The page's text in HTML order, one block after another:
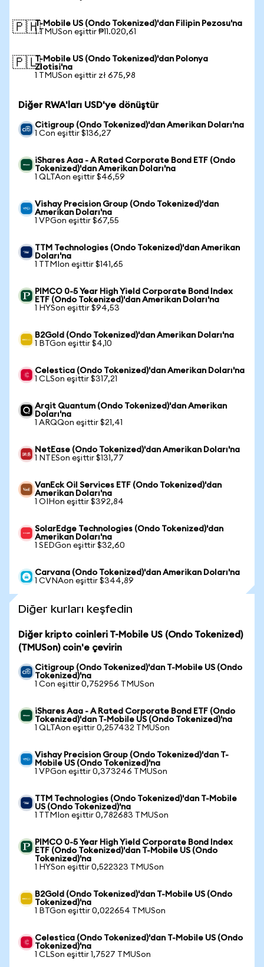
🇵🇭T-Mobile US (Ondo Tokenized)'dan Filipin Pezosu'na
1 TMUSon eşittir ₱11.020,61
🇵🇱T-Mobile US (Ondo Tokenized)'dan Polonya
Zlotisi'na
1 TMUSon eşittir zł 675,98
Diğer RWA'ları USD'ye dönüştür
Citigroup (Ondo Tokenized)'dan Amerikan Doları'na
1 Con eşittir $136,27
iShares Aaa - A Rated Corporate Bond ETF (Ondo
Tokenized)'dan Amerikan Doları'na
1 QLTAon eşittir $46,59
Vishay Precision Group (Ondo Tokenized)'dan
Amerikan Doları'na
1 VPGon eşittir $67,55
TTM Technologies (Ondo Tokenized)'dan Amerikan
Doları'na
1 TTMIon eşittir $141,65
PIMCO 0-5 Year High Yield Corporate Bond Index
ETF (Ondo Tokenized)'dan Amerikan Doları'na
1 HYSon eşittir $94,53
B2Gold (Ondo Tokenized)'dan Amerikan Doları'na
1 BTGon eşittir $4,10
Celestica (Ondo Tokenized)'dan Amerikan Doları'na
1 CLSon eşittir $317,21
Arqit Quantum (Ondo Tokenized)'dan Amerikan
Doları'na
1 ARQQon eşittir $21,41
NetEase (Ondo Tokenized)'dan Amerikan Doları'na
1 NTESon eşittir $131,77
VanEck Oil Services ETF (Ondo Tokenized)'dan
Amerikan Doları'na
1 OIHon eşittir $392,84
SolarEdge Technologies (Ondo Tokenized)'dan
Amerikan Doları'na
1 SEDGon eşittir $32,60
Carvana (Ondo Tokenized)'dan Amerikan Doları'na
1 CVNAon eşittir $344,89
Diğer kurları keşfedin
Diğer kripto coinleri T-Mobile US (Ondo Tokenized)
(TMUSon) coin'e çevirin
Citigroup (Ondo Tokenized)'dan T-Mobile US (Ondo
Tokenized)'na
1 Con eşittir 0,752956 TMUSon
iShares Aaa - A Rated Corporate Bond ETF (Ondo
Tokenized)'dan T-Mobile US (Ondo Tokenized)'na
1 QLTAon eşittir 0,257432 TMUSon
Vishay Precision Group (Ondo Tokenized)'dan T-
Mobile US (Ondo Tokenized)'na
1 VPGon eşittir 0,373246 TMUSon
TTM Technologies (Ondo Tokenized)'dan T-Mobile
US (Ondo Tokenized)'na
1 TTMIon eşittir 0,782683 TMUSon
PIMCO 0-5 Year High Yield Corporate Bond Index
ETF (Ondo Tokenized)'dan T-Mobile US (Ondo
Tokenized)'na
1 HYSon eşittir 0,522323 TMUSon
B2Gold (Ondo Tokenized)'dan T-Mobile US (Ondo
Tokenized)'na
1 BTGon eşittir 0,022654 TMUSon
Celestica (Ondo Tokenized)'dan T-Mobile US (Ondo
Tokenized)'na
1 CLSon eşittir 1,7527 TMUSon